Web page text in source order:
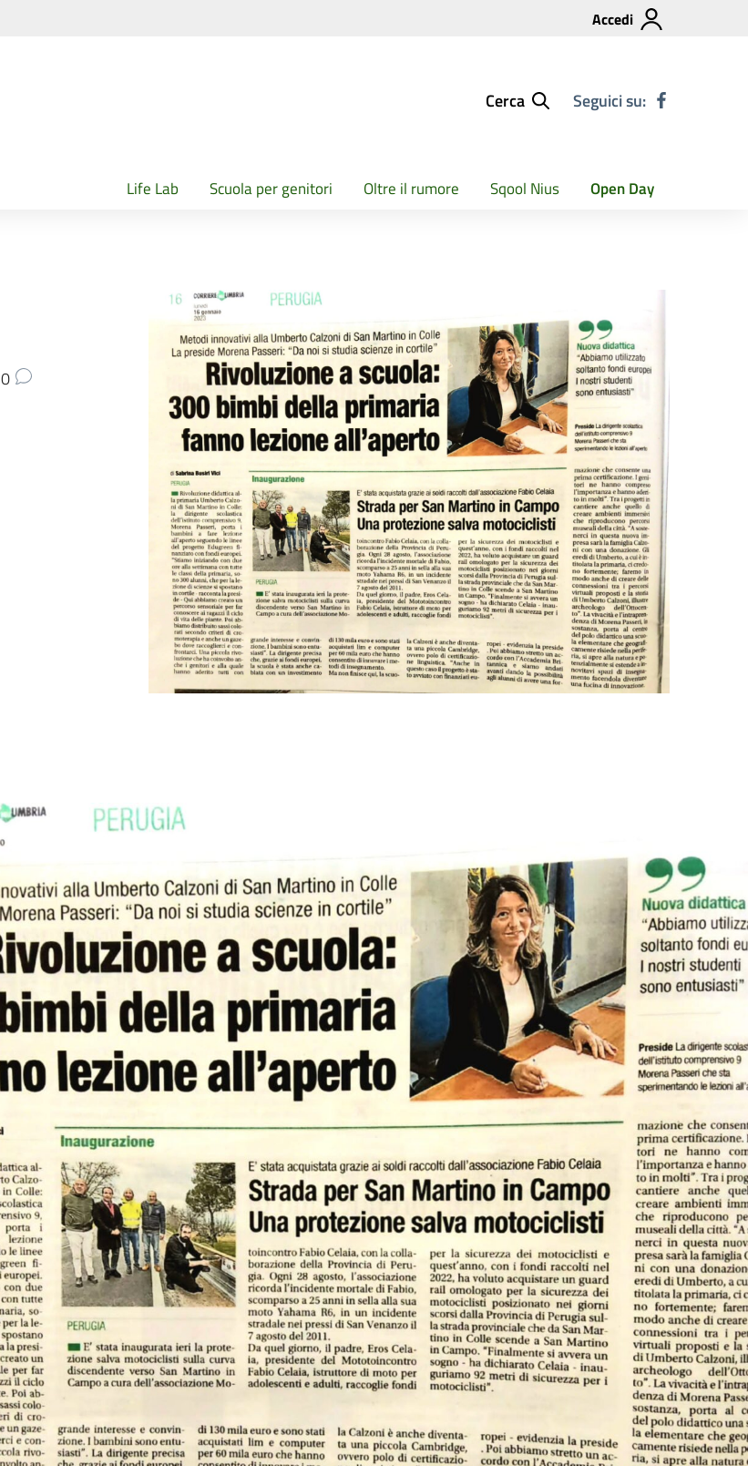
Accedi
Cerca Seguici su:
Life Lab Scuola per genitori Oltre il rumore Sqool Nius Open Day
0